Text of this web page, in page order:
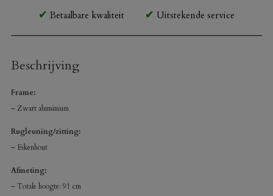
Betaalbare kwaliteit
Uitstekende service
Beschrijving
Frame:
– Zwart aluminium
Rugleuning/zitting:
– Eikenhout
Afmeting:
– Totale hoogte: 91 cm